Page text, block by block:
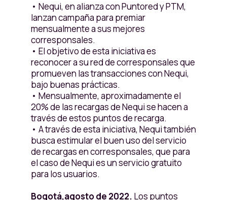
• Nequi, en alianza con Puntored y PTM,
lanzan campaña para premiar
mensualmente a sus mejores
corresponsales.
• El objetivo de esta iniciativa es
reconocer a su red de corresponsales que
promueven las transacciones con Nequi,
bajo buenas prácticas.
• Mensualmente, aproximadamente el
20% de las recargas de Nequi se hacen a
través de estos puntos de recarga.
• A través de esta iniciativa, Nequi también
busca estimular el buen uso del servicio
de recargas en corresponsales, que para
el caso de Nequi es un servicio gratuito
para los usuarios.
Bogotá,agosto de 2022. Los puntos